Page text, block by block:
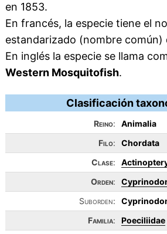
en 1853.
En francés, la especie tiene el
estandarizado (nombre común)
En inglés la especie se llama
Western Mosquitofish.
Clasificación
Reino:
Animalia
Filo:
Chordata
Clase:
Orden:
Suborden:
Familia:
Poeciliidae